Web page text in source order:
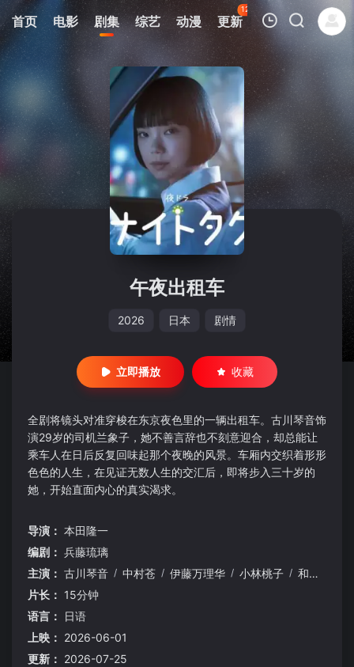
首页 电影 剧集 综艺 动漫 更新
123
热榜 APP
我的观影记录
暂无观看影片的记录
午夜出租车
2026 日本 剧情
立即播放 收藏
全剧将镜头对准穿梭在东京夜色里的一辆出租车。古川琴音饰
演29岁的司机兰象子，她不善言辞也不刻意迎合，却总能让
乘车人在日后反复回味起那个夜晚的风景。车厢内交织着形形
色色的人生，在见证无数人生的交汇后，即将步入三十岁的
她，开始直面内心的真实渴求。
导演： 本田隆一
编剧： 兵藤琉璃
主演： 古川琴音 / 中村苍 / 伊藤万理华 / 小林桃子 / 和久井映见
片长： 15分钟
语言：
日语
上映： 2026-06-01
更新： 2026-07-25